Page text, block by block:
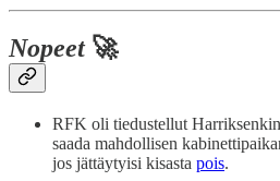
Nopeet🚀
RFK oli tiedustellut
saada mahdollisen
jos jättäytyisi kisasta pois.